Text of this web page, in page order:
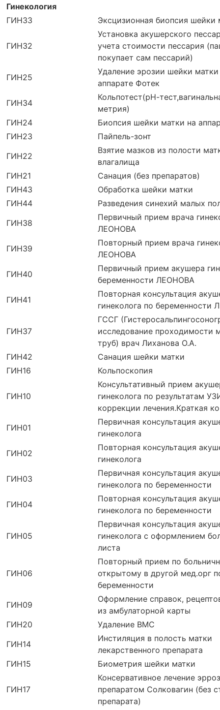
Гинекология
ГИН33
Эксцизионная биопсия шейки
ГИН32
Установка акушерского
учета стоимости пессария
покупает сам пессарий)
ГИН25
Удаление эрозии шейки матки
аппарате Фотек
ГИН34
Кольпотест(рН-
метрия)
ГИН24
Биопсия шейки матки на
ГИН23
Пайпель-зонт
ГИН22
Взятие мазков из полости
влагалища
ГИН21
Санация (без препаратов)
ГИН43
Обработка шейки матки
ГИН44
Разведения синехий малых
ГИН38
Первичный прием врача
ЛЕОНОВА
ГИН39
Повторный прием врача
ЛЕОНОВА
ГИН40
Первичный прием акушера
беременности ЛЕОНОВА
ГИН41
Повторная консультация
гинеколога по беременности
ГИН37
ГССГ
исследование проходимости
труб) врач Лиханова О.А.
ГИН42
Санация шейки матки
ГИН16
Кольпоскопия
ГИН10
Консультативный прием
гинеколога по результатам
коррекции лечения.Краткая
ГИН01
Первичная консультация
гинеколога
ГИН02
Повторная консультация
гинеколога
ГИН03
Первичная консультация
гинеколога по беременности
ГИН04
Повторная консультация
гинеколога по беременности
ГИН05
Первичная консультация
гинеколога с оформлением
листа
ГИН06
Повторный прием по
открытому в другой мед.орг
беременности
ГИН09
Оформление справок,
из амбулаторной карты
ГИН20
Удаление ВМС
ГИН14
Инстиляция в полость матки
лекарственного препарата
ГИН15
Биометрия шейки матки
ГИН17
Консервативное лечение
препаратом Солковагин (без
препарата)